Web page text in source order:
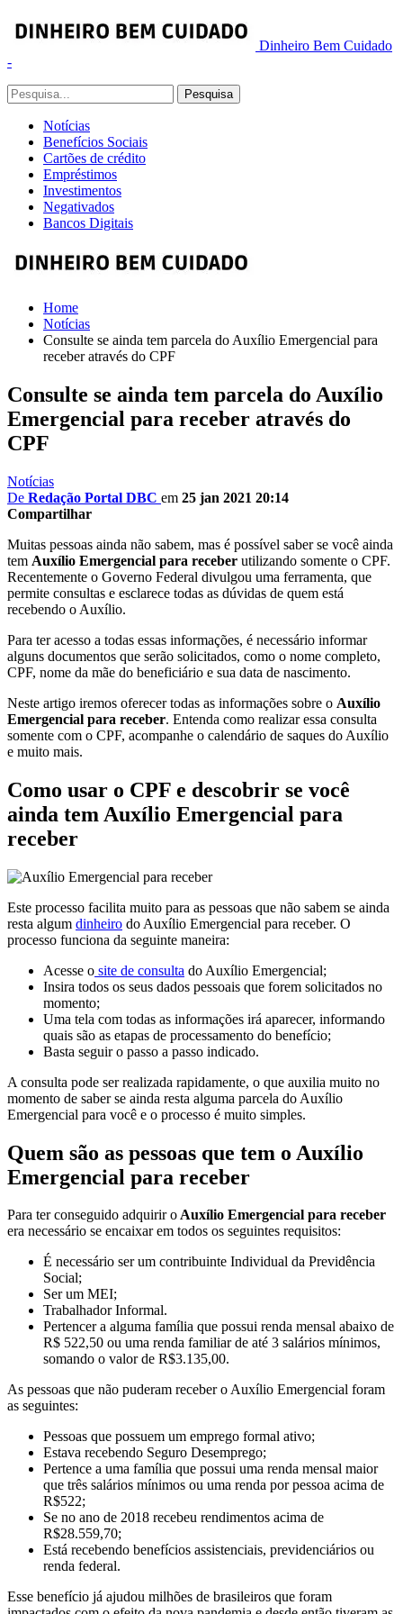
Dinheiro Bem Cuidado
-
Notícias
Benefícios Sociais
Cartões de crédito
Empréstimos
Investimentos
Negativados
Bancos Digitais
Home
Notícias
Consulte se ainda tem parcela do Auxílio Emergencial para
receber através do CPF
Consulte se ainda tem parcela do Auxílio
Emergencial para receber através do
CPF
Notícias
De Redação Portal DBC em 25 jan 2021 20:14
Compartilhar
Muitas pessoas ainda não sabem, mas é possível saber se você ainda
tem Auxílio Emergencial para receber utilizando somente o CPF.
Recentemente o Governo Federal divulgou uma ferramenta, que
permite consultas e esclarece todas as dúvidas de quem está
recebendo o Auxílio.
Para ter acesso a todas essas informações, é necessário informar
alguns documentos que serão solicitados, como o nome completo,
CPF, nome da mãe do beneficiário e sua data de nascimento.
Neste artigo iremos oferecer todas as informações sobre o Auxílio
Emergencial para receber. Entenda como realizar essa consulta
somente com o CPF, acompanhe o calendário de saques do Auxílio
e muito mais.
Como usar o CPF e descobrir se você
ainda tem Auxílio Emergencial para
receber
Este processo facilita muito para as pessoas que não sabem se ainda
resta algum dinheiro do Auxílio Emergencial para receber. O
processo funciona da seguinte maneira:
Acesse o site de consulta do Auxílio Emergencial;
Insira todos os seus dados pessoais que forem solicitados no
momento;
Uma tela com todas as informações irá aparecer, informando
quais são as etapas de processamento do benefício;
Basta seguir o passo a passo indicado.
A consulta pode ser realizada rapidamente, o que auxilia muito no
momento de saber se ainda resta alguma parcela do Auxílio
Emergencial para você e o processo é muito simples.
Quem são as pessoas que tem o Auxílio
Emergencial para receber
Para ter conseguido adquirir oAuxílio Emergencial para receber
era necessário se encaixar em todos os seguintes requisitos:
É necessário ser um contribuinte Individual da Previdência
Social;
Ser um MEI;
Trabalhador Informal.
Pertencer a alguma família que possui renda mensal abaixo de
R$ 522,50 ou uma renda familiar de até 3 salários mínimos,
somando o valor de R$3.135,00.
As pessoas que não puderam receber o Auxílio Emergencial foram
as seguintes:
Pessoas que possuem um emprego formal ativo;
Estava recebendo Seguro Desemprego;
Pertence a uma família que possui uma renda mensal maior
que três salários mínimos ou uma renda por pessoa acima de
R$522;
Se no ano de 2018 recebeu rendimentos acima de
R$28.559,70;
Está recebendo benefícios assistenciais, previdenciários ou
renda federal.
Esse benefício já ajudou milhões de brasileiros que foram